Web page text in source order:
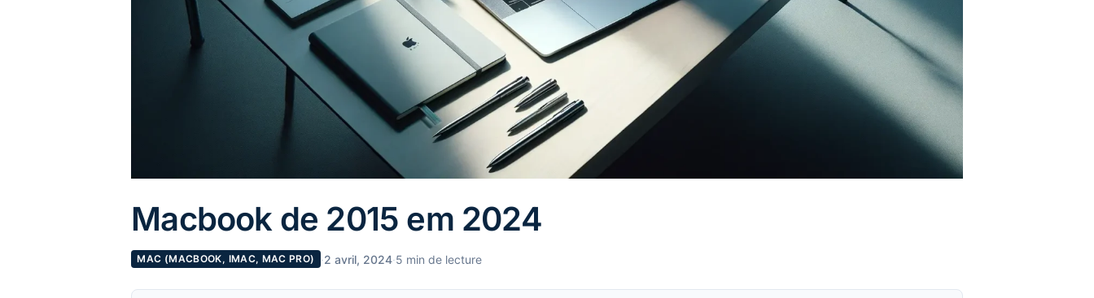
Macbook de 2015 em 2024
MAC (MACBOOK, IMAC, MAC PRO) ·2 avril, 2024·5 min de lecture